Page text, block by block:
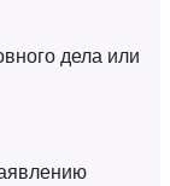
дела или